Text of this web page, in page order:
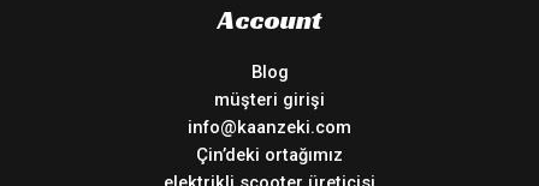
Account
Blog
müşteri girişi
info@kaanzeki.com
Çin’deki ortağımız